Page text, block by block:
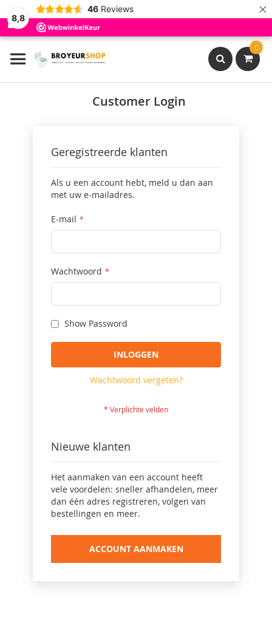
8,8
46 Reviews ×
Ga
naar
de
0
Search
Customer Login
Geregistreerde klanten
Als u een account hebt, meld u dan aan
met uw e-mailadres.
E-mail
Wachtwoord
Show Password
INLOGGEN
Wachtwoord vergeten?
Nieuwe klanten
Het aanmaken van een account heeft
vele voordelen: sneller afhandelen, meer
dan één adres registreren, volgen van
bestellingen en meer.
ACCOUNT AANMAKEN